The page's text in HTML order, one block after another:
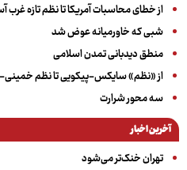
از خطای محاسبات آمریکا تا نظم تازه غرب
شبی که خاورمیانه عوض شد
منطق دیدبانی تمدن اسلامی
از «نظم» سایکس-پیکویی تا نظم
سه‌ محور شرارت
آخرین اخبار
تهران خنک‌تر می‌شود